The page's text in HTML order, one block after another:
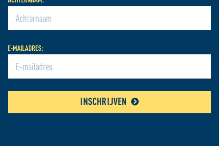
E-MAILADRES:
INSCHRIJVEN